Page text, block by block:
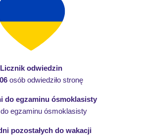
Licznik odwiedzin
osób odwiedziło stronę
do egzaminu ósmoklasisty
egzaminu ósmoklasisty
pozostałych do wakacji